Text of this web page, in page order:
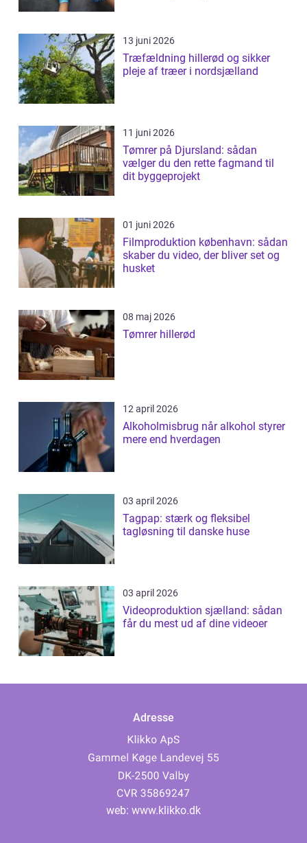
13 juni 2026
Træfældning hillerød og sikker
pleje af træer i nordsjælland
11 juni 2026
Tømrer på Djursland: sådan
vælger du den rette fagmand til
dit byggeprojekt
01 juni 2026
Filmproduktion københavn: sådan
skaber du video, der bliver set og
husket
08 maj 2026
Tømrer hillerød
12 april 2026
Alkoholmisbrug når alkohol styrer
mere end hverdagen
03 april 2026
Tagpap: stærk og fleksibel
tagløsning til danske huse
03 april 2026
Videoproduktion sjælland: sådan
får du mest ud af dine videoer
Adresse
web: www.klikko.dk